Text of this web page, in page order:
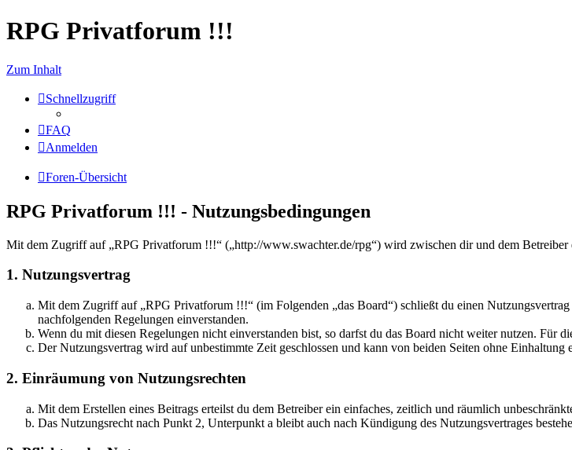
RPG Privatforum !!!
Zum Inhalt
Schnellzugriff
FAQ
Anmelden
Foren-Übersicht
RPG Privatforum !!! - Nutzungsbedingungen
Mit dem Zugriff auf „RPG Privatforum !!!“ („http://www.swachter.de/rpg“) wird zwischen dir und dem Betreiber
1. Nutzungsvertrag
Mit dem Zugriff auf „RPG Privatforum !!!“ (im Folgenden „das Board“) schließt du einen
nachfolgenden Regelungen einverstanden.
Wenn du mit diesen Regelungen nicht einverstanden bist, so darfst du das Board nicht weiter nutzen. Für
Der Nutzungsvertrag wird auf unbestimmte Zeit geschlossen und kann von beiden Seiten ohne Einhaltung
2. Einräumung von Nutzungsrechten
Mit dem Erstellen eines Beitrags erteilst du dem Betreiber ein einfaches, zeitlich und räumlich
Das Nutzungsrecht nach Punkt 2, Unterpunkt a bleibt auch nach Kündigung des Nutzungsvertrages